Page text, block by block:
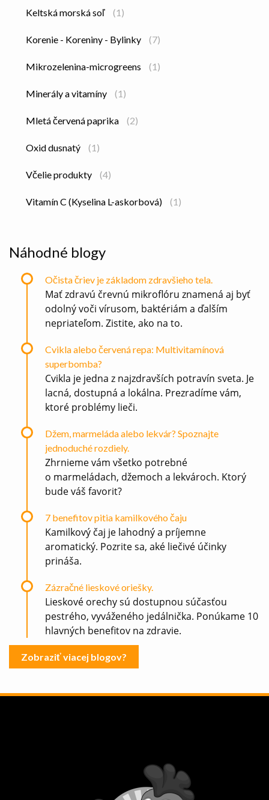
Keltská morská soľ (1)
Korenie - Koreniny - Bylinky (7)
Mikrozelenina-microgreens (1)
Minerály a vitamíny (1)
Mletá červená paprika (2)
Oxid dusnatý (1)
Včelie produkty (4)
Vitamín C (Kyselina L-askorbová) (1)
Náhodné blogy
Očista čriev je základom zdravšieho tela.
Mať zdravú črevnú mikroflóru znamená aj byť
odolný voči vírusom, baktériám a ďalším
nepriateľom. Zistite, ako na to.
Cvikla alebo červená repa: Multivitamínová
superbomba?
Cvikla je jedna z najzdravších potravín sveta. Je
lacná, dostupná a lokálna. Prezradíme vám,
ktoré problémy lieči.
Džem, marmeláda alebo lekvár? Spoznajte
jednoduché rozdiely.
Zhrnieme vám všetko potrebné
o marmeládach, džemoch a lekvároch. Ktorý
bude váš favorit?
7 benefitov pitia kamilkového čaju
Kamilkový čaj je lahodný a príjemne
aromatický. Pozrite sa, aké liečivé účinky
prináša.
Zázračné lieskové oriešky.
Lieskové orechy sú dostupnou súčasťou
pestrého, vyváženého jedálnička. Ponúkame 10
hlavných benefitov na zdravie.
Zobraziť viacej blogov?